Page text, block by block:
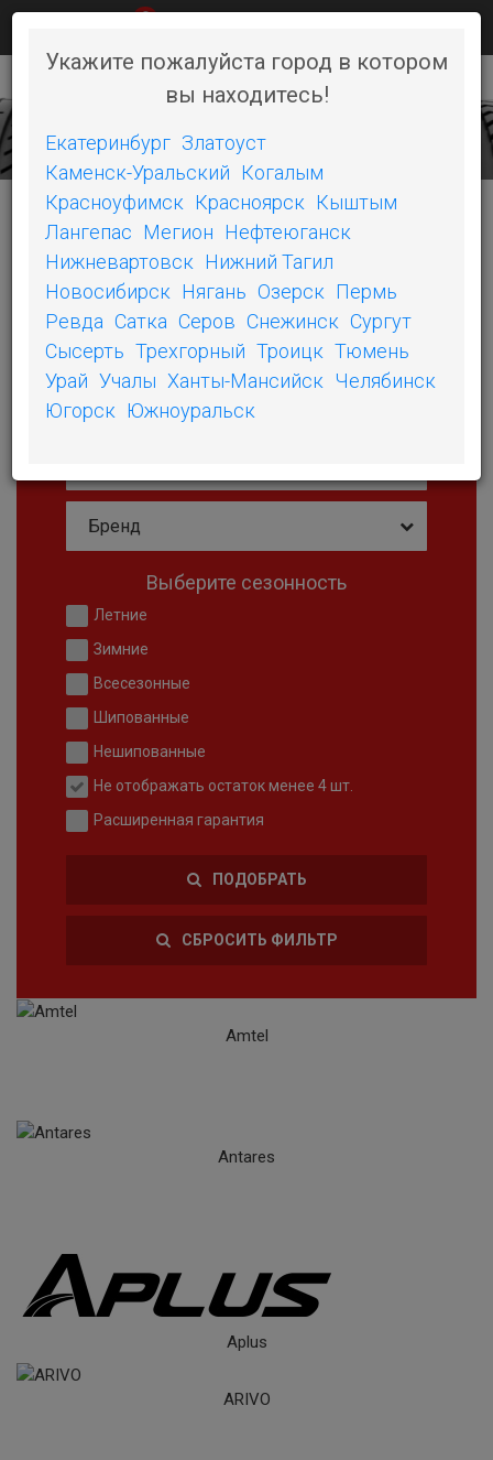
Укажите пожалуйста город в котором
вы находитесь!
Екатеринбург Златоуст
Каменск-Уральский Когалым
Красноуфимск Красноярск Кыштым
Лангепас Мегион Нефтеюганск
Нижневартовск Нижний Тагил
Новосибирск Нягань Озерск Пермь
Ревда Сатка Серов Снежинск Сургут
Сысерть Трехгорный Троицк Тюмень
Урай Учалы Ханты-Мансийск Челябинск
Югорск Южноуральск
0
ПОДБОР ШИН ПОДБОР ПО АВТО
Выберите автошины
Ширина
Высота
Бренд
Выберите сезонность
Летние
Зимние
Всесезонные
Шипованные
Нешипованные
Не отображать остаток менее 4 шт.
Расширенная гарантия
ПОДОБРАТЬ
СБРОСИТЬ ФИЛЬТР
Amtel
Antares
Aplus
ARIVO